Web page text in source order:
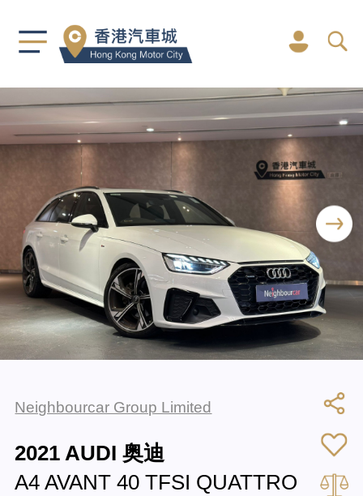
Neighbourcar Group Limited
2021 AUDI 奥迪
A4 AVANT 40 TFSI QUATTRO